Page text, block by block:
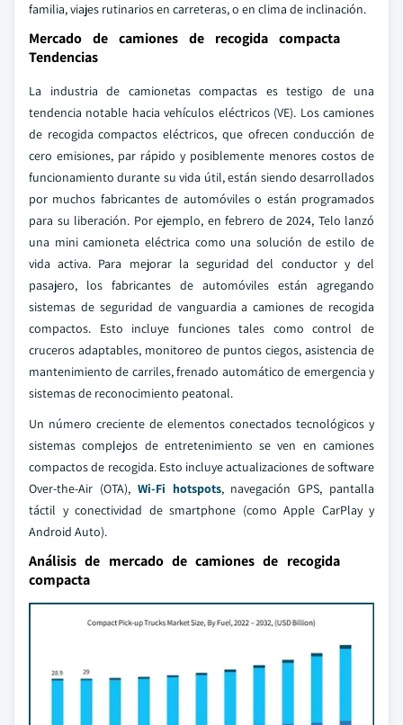
familia, viajes rutinarios en carreteras, o en clima de inclinación.
Mercado de camiones de recogida compacta
Tendencias
La industria de camionetas compactas es testigo de una
tendencia notable hacia vehículos eléctricos (VE). Los camiones
de recogida compactos eléctricos, que ofrecen conducción de
cero emisiones, par rápido y posiblemente menores costos de
funcionamiento durante su vida útil, están siendo desarrollados
por muchos fabricantes de automóviles o están programados
para su liberación. Por ejemplo, en febrero de 2024, Telo lanzó
una mini camioneta eléctrica como una solución de estilo de
vida activa. Para mejorar la seguridad del conductor y del
pasajero, los fabricantes de automóviles están agregando
sistemas de seguridad de vanguardia a camiones de recogida
compactos. Esto incluye funciones tales como control de
cruceros adaptables, monitoreo de puntos ciegos, asistencia de
mantenimiento de carriles, frenado automático de emergencia y
sistemas de reconocimiento peatonal.
Un número creciente de elementos conectados tecnológicos y
sistemas complejos de entretenimiento se ven en camiones
compactos de recogida. Esto incluye actualizaciones de software
Over-the-Air (OTA), Wi-Fi hotspots, navegación GPS, pantalla
táctil y conectividad de smartphone (como Apple CarPlay y
Android Auto).
Análisis de mercado de camiones de recogida
compacta